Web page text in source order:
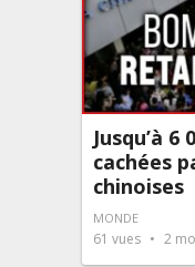
Jusqu’à
cachées
chinoises
MONDE
61 vues 2